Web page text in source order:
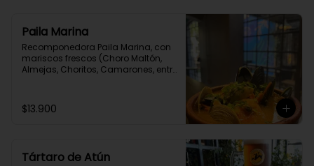
Paila Marina
Recomponedora Paila Marina, con
mariscos frescos (Choro Maltón,
Almejas, Choritos, Camarones, entre
$13.900
Tártaro de Atún